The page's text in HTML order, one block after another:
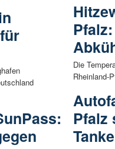
Die
Rheinland-
Pfalz